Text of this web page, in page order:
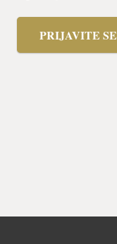
PRIJAVITE SE